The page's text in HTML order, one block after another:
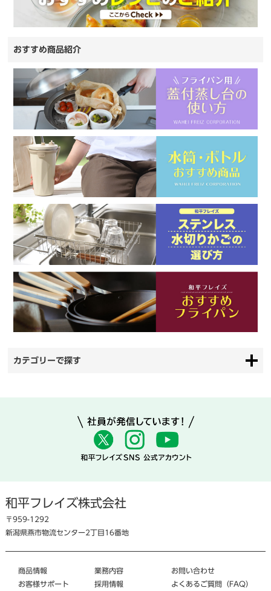
おすすめ商品紹介
カテゴリーで探す
和平フレイズ株式会社
〒959-1292
新潟県燕市物流センター2丁目16番地
商品情報
お客様サポート
業務内容
採用情報
お問い合わせ
よくあるご質問（FAQ）